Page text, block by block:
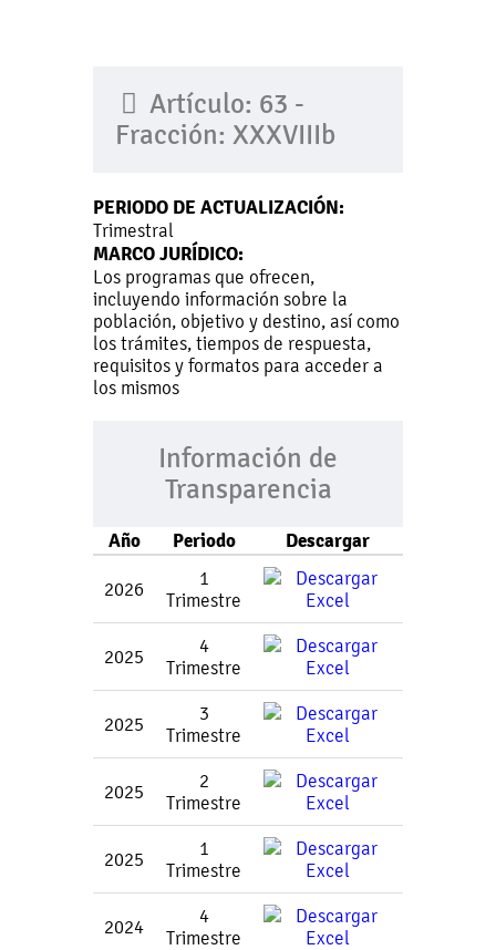
Artículo: 63 -
Fracción: XXXVIIIb
PERIODO DE ACTUALIZACIÓN:
Trimestral
MARCO JURÍDICO:
Los programas que ofrecen,
incluyendo información sobre la
población, objetivo y destino, así como
los trámites, tiempos de respuesta,
requisitos y formatos para acceder a
los mismos
Información de
Transparencia
Año Periodo Descargar
2026
1
Trimestre
2025
4
Trimestre
2025
3
Trimestre
2025
2
Trimestre
2025
1
Trimestre
2024
4
Trimestre